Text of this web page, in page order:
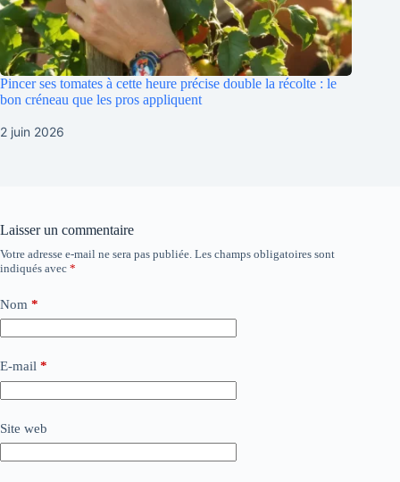
Pincer ses tomates à cette heure précise double la récolte : le
bon créneau que les pros appliquent
2 juin 2026
Laisser un commentaire
Votre adresse e-mail ne sera pas publiée. Les champs obligatoires sont
indiqués avec *
Nom *
E-mail *
Site web